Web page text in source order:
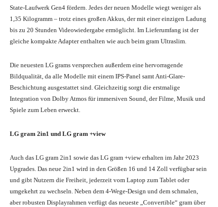
State-Laufwerk Gen4 fördern. Jedes der neuen Modelle wiegt weniger als
1,35 Kilogramm – trotz eines großen Akkus, der mit einer einzigen Ladung
bis zu 20 Stunden Videowiedergabe ermöglicht. Im Lieferumfang ist der
gleiche kompakte Adapter enthalten wie auch beim gram Ultraslim.
Die neuesten LG grams versprechen außerdem eine hervorragende
Bildqualität, da alle Modelle mit einem IPS-Panel samt Anti-Glare-
Beschichtung ausgestattet sind. Gleichzeitig sorgt die erstmalige
Integration von Dolby Atmos für immersiven Sound, der Filme, Musik und
Spiele zum Leben erweckt.
LG gram 2in1 und LG gram +view
Auch das LG gram 2in1 sowie das LG gram +view erhalten im Jahr 2023
Upgrades. Das neue 2in1 wird in den Größen 16 und 14 Zoll verfügbar sein
und gibt Nutzern die Freiheit, jederzeit vom Laptop zum Tablet oder
umgekehrt zu wechseln. Neben dem 4-Wege-Design und dem schmalen,
aber robusten Displayrahmen verfügt das neueste „Convertible“ gram über